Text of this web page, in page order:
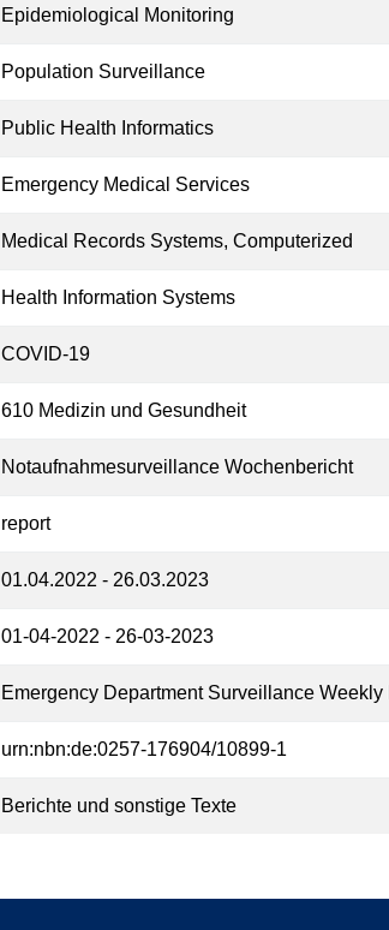
Epidemiological Monitoring
Population Surveillance
Public Health Informatics
Emergency Medical Services
Medical Records Systems, Computerized
Health Information Systems
COVID-19
610 Medizin und Gesundheit
Notaufnahmesurveillance Wochenbericht
report
01.04.2022 - 26.03.2023
01-04-2022 - 26-03-2023
Emergency Department Surveillance Weekly
urn:nbn:de:0257-176904/10899-1
Berichte und sonstige Texte